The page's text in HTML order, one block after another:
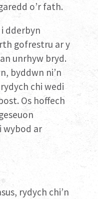
o’r fath.
dderbyn
gofrestru ar y
unrhyw bryd.
byddwn ni’n
chi wedi
Os hoffech
wybod ar
rydych chi’n